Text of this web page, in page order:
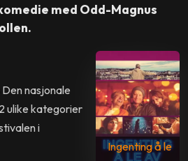
med Odd-Magnus
Ingenting å le
nasjonale
ulike kategorier
i